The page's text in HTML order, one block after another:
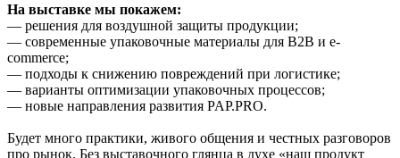
На выставке мы покажем:
— решения для воздушной защиты продукции;
— современные упаковочные материалы для B2B и e-
commerce;
— подходы к снижению повреждений при логистике;
— варианты оптимизации упаковочных процессов;
— новые направления развития PAP.PRO.
Будет много практики, живого общения и честных разговоров
про рынок. Без выставочного глянца в духе «наш продукт